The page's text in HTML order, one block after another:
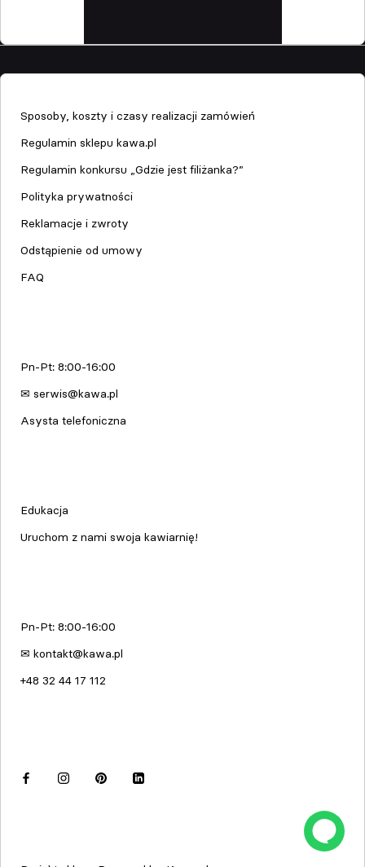
Sposoby, koszty i czasy realizacji zamówień
Regulamin sklepu kawa.pl
Regulamin konkursu „Gdzie jest filiżanka?”
Polityka prywatności
Reklamacje i zwroty
Odstąpienie od umowy
FAQ
Pn-Pt: 8:00-16:00
✉ serwis@kawa.pl
Asysta telefoniczna
Edukacja
Uruchom z nami swoja kawiarnię!
Pn-Pt: 8:00-16:00
✉ kontakt@kawa.pl
+48 32 44 17 112